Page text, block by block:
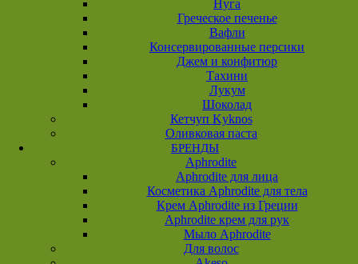
Нуга
Греческое печенье
Вафли
Консервированные персики
Джем и конфитюр
Тахини
Лукум
Шоколад
Кетчуп Kyknos
Оливковая паста
БРЕНДЫ
Aphrodite
Aphrodite для лица
Косметика Aphrodite для тела
Крем Aphrodite из Греции
Aphrodite крем для рук
Мыло Aphrodite
Для волос